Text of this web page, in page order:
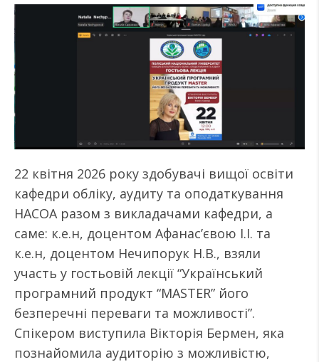
22 квітня 2026 року здобувачі вищої освіти
кафедри обліку, аудиту та оподаткування
НАСОА разом з викладачами кафедри, а
саме: к.е.н, доцентом Афанас’євою І.І. та
к.е.н, доцентом Нечипорук Н.В., взяли
участь у гостьовій лекції “Український
програмний продукт “MASTER” його
безперечні переваги та можливості”.
Спікером виступила Вікторія Бермен, яка
познайомила аудиторію з можливістю,